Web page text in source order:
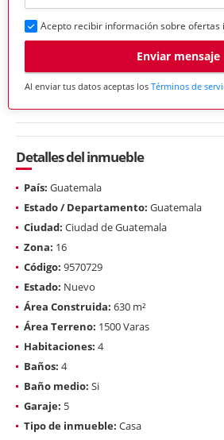
Acepto recibir información sobre ofertas
Enviar mensaje
Al enviar tus datos aceptas los Términos de
Detalles del inmueble
País: Guatemala
Estado / Departamento: Guatemala
Ciudad: Ciudad de Guatemala
Zona: 16
Código: 9570729
Estado: Nuevo
Área Construida: 630 m²
Área Terreno: 1500 Varas
Habitaciones: 4
Baños: 4
Baño medio: Si
Garaje: 5
Tipo de inmueble: Casa